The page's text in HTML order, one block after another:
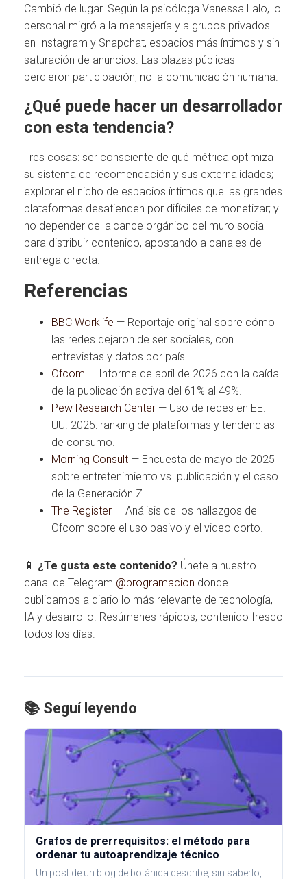
Cambió de lugar. Según la psicóloga Vanessa Lalo, lo
personal migró a la mensajería y a grupos privados
en Instagram y Snapchat, espacios más íntimos y sin
saturación de anuncios. Las plazas públicas
perdieron participación, no la comunicación humana.
¿Qué puede hacer un desarrollador
con esta tendencia?
Tres cosas: ser consciente de qué métrica optimiza
su sistema de recomendación y sus externalidades;
explorar el nicho de espacios íntimos que las grandes
plataformas desatienden por difíciles de monetizar; y
no depender del alcance orgánico del muro social
para distribuir contenido, apostando a canales de
entrega directa.
Referencias
BBC Worklife — Reportaje original sobre cómo
las redes dejaron de ser sociales, con
entrevistas y datos por país.
Ofcom — Informe de abril de 2026 con la caída
de la publicación activa del 61% al 49%.
Pew Research Center — Uso de redes en EE.
UU. 2025: ranking de plataformas y tendencias
de consumo.
Morning Consult — Encuesta de mayo de 2025
sobre entretenimiento vs. publicación y el caso
de la Generación Z.
The Register — Análisis de los hallazgos de
Ofcom sobre el uso pasivo y el video corto.
📱 ¿Te gusta este contenido? Únete a nuestro
canal de Telegram @programacion donde
publicamos a diario lo más relevante de tecnología,
IA y desarrollo. Resúmenes rápidos, contenido fresco
todos los días.
📚 Seguí leyendo
Grafos de prerrequisitos: el método para
ordenar tu autoaprendizaje técnico
Un post de un blog de botánica describe, sin saberlo,